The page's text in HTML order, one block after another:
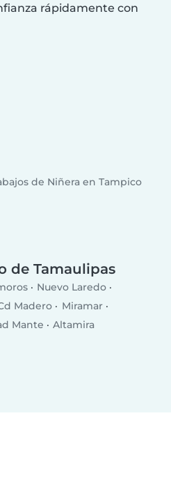
rápidamente con
de Niñera en Tampico
de Tamaulipas
Nuevo Laredo
Madero
Miramar
Mante Altamira